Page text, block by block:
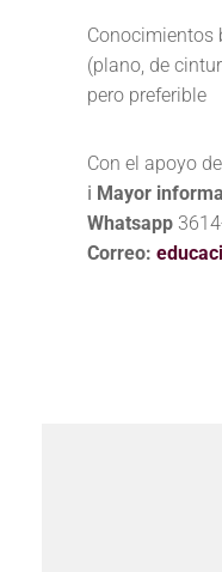
Conocimientos
(plano, de
pero preferible
Con el apoyo
ℹ️ Mayor
Whatsapp
Correo: